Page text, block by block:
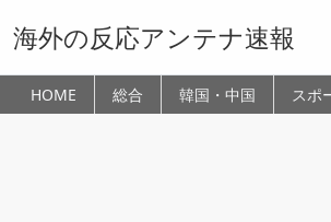
海外の反応アンテナ速報
HOME 総合 韓国・中国 スポ